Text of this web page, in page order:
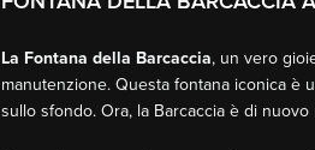
La Fontana della Barcaccia, un vero
manutenzione. Questa fontana iconica è
sullo sfondo. Ora, la Barcaccia è di